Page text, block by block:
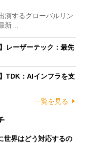
演するグローバルリン
新…
レーザーテック：最先
TDK：AIインフラを支
一覧を見る
世界はどう対応するの